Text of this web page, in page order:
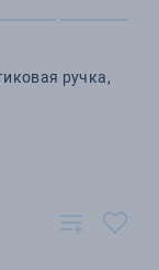
ручка,